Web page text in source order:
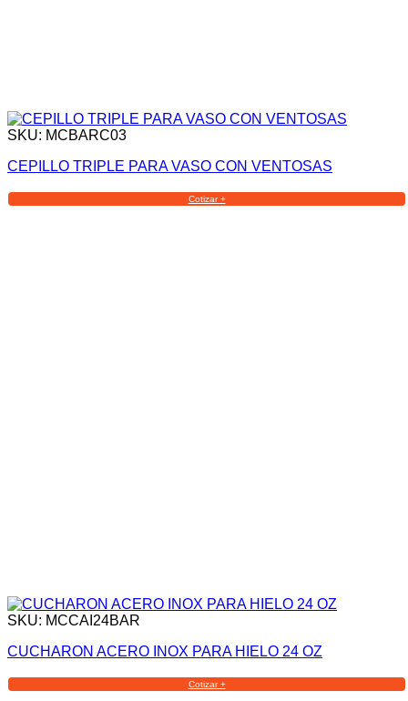
SKU: MCBARC03
CEPILLO TRIPLE PARA VASO CON VENTOSAS
Cotizar +
SKU: MCCAI24BAR
CUCHARON ACERO INOX PARA HIELO 24 OZ
Cotizar +